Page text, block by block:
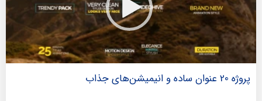
پروژه 20 عنوان ساده و انیمیشن‌های جذاب